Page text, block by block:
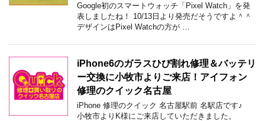
Google初のスマートウォッチ「Pixel Watch」を発
表しましたね！ 10/13日より発売だそうですよ＾＾
デザインはPixel Watchの方が …
iPhone6のガラスひび割れ修理＆バッテリ
ー交換に小牧市よりご来店！アイフォン
修理のクイック名古屋
iPhone 修理のクイック 名古屋駅前 名駅店です♪
小牧市よりK様にご来店していただきました。